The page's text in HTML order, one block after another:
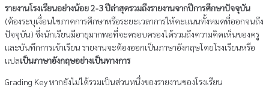
รายงานโรงเรียนอย่างน้อย 2-3 ปีล่าสุดรวมถึงรายงานจากปีการศึกษาปัจจุบัน
(ต้องระบุเงื่อนไขภาคการศึกษาหรือระยะเวลาการให้คะแนนทั้งหมดที่ออกจนถึง
ปัจจุบัน) ซึ่งนักเรียนมีอายุมากพอที่จะครอบครองได้รวมถึงความคิดเห็นของครู
และบันทึกการเข้าเรียน รายงานจะต้องออกเป็นภาษาอังกฤษโดยโรงเรียนหรือ
แปลเป็นภาษาอังกฤษอย่างเป็นทางการ
Grading Key หากยังไม่ได้รวมเป็นส่วนหนึ่งของรายงานของโรงเรียน